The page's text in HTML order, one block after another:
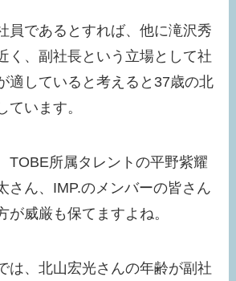
員であるとすれば、他に滝沢秀
く、副社長という立場として社
適していると考えると37歳の北
ています。
TOBE所属タレントの平野紫耀
さん、IMP.のメンバーの皆さん
が威厳も保てますよね。
は、北山宏光さんの年齢が副社